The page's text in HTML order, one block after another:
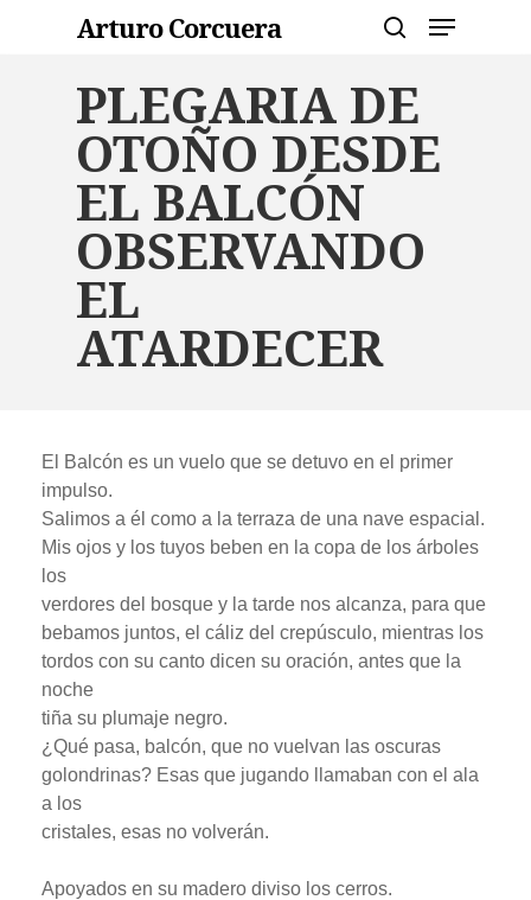
Arturo Corcuera Menu
PLEGARIA DE
OTOÑO DESDE
EL BALCÓN
OBSERVANDO
EL
ATARDECER
El Balcón es un vuelo que se detuvo en el primer
impulso.
Salimos a él como a la terraza de una nave espacial.
Mis ojos y los tuyos beben en la copa de los árboles
los
verdores del bosque y la tarde nos alcanza, para que
bebamos juntos, el cáliz del crepúsculo, mientras los
tordos con su canto dicen su oración, antes que la
noche
tiña su plumaje negro.
¿Qué pasa, balcón, que no vuelvan las oscuras
golondrinas? Esas que jugando llamaban con el ala
a los
cristales, esas no volverán.
Apoyados en su madero diviso los cerros.